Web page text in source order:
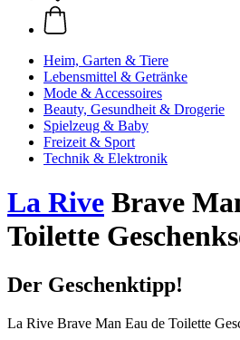
Heim, Garten & Tiere
Lebensmittel & Getränke
Mode & Accessoires
Beauty, Gesundheit & Drogerie
Spielzeug & Baby
Freizeit & Sport
Technik & Elektronik
La Rive Brave
Toilette
Der Geschenktipp!
La Rive Brave Man Eau de Toilette